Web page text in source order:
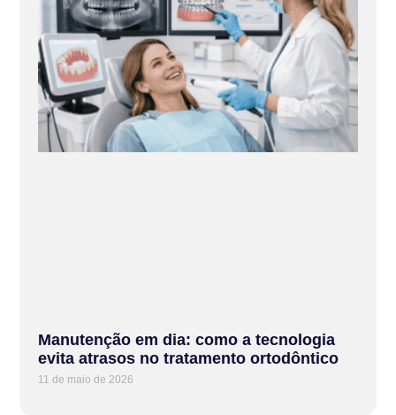
Manutenção em dia: como a tecnologia
evita atrasos no tratamento ortodôntico
11 de maio de 2026